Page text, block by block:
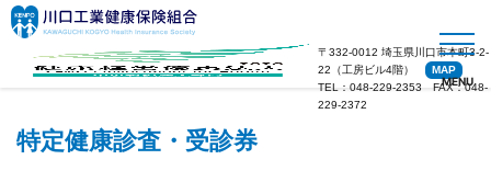
〒332-0012 埼玉県川口市本町3-2-
22（工房ビル4階）
MAP
TEL：048-229-2353 FAX：048-
229-2372
MENU
特定健康診査・受診券